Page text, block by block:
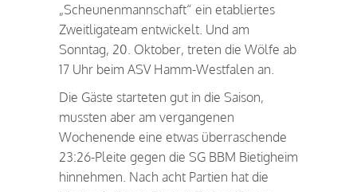
„Scheunenmannschaft“ ein etabliertes
Zweitligateam entwickelt. Und am
Sonntag, 20. Oktober, treten die Wölfe ab
17 Uhr beim ASV Hamm-Westfalen an.
Die Gäste starteten gut in die Saison,
mussten aber am vergangenen
Wochenende eine etwas überraschende
23:26-Pleite gegen die SG BBM Bietigheim
hinnehmen. Nach acht Partien hat die